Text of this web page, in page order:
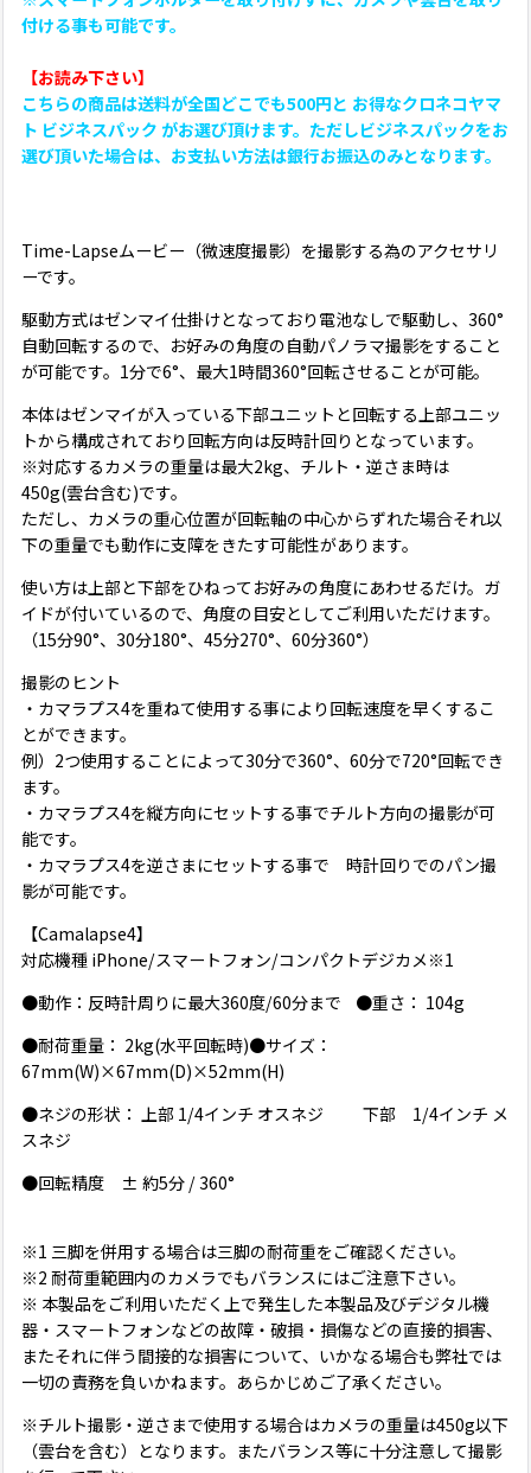
付ける事も可能です。
【お読み下さい】
こちらの商品は送料が全国どこでも500円と お得なクロネコヤマ
ト ビジネスパック がお選び頂けます。ただしビジネスパックをお
選び頂いた場合は、お支払い方法は銀行お振込のみとなります。
Time-Lapseムービー（微速度撮影）を撮影する為のアクセサリ
ーです。
駆動方式はゼンマイ仕掛けとなっており電池なしで駆動し、360°
自動回転するので、お好みの角度の自動パノラマ撮影をすること
が可能です。1分で6°、最大1時間360°回転させることが可能。
本体はゼンマイが入っている下部ユニットと回転する上部ユニッ
トから構成されており回転方向は反時計回りとなっています。
※対応するカメラの重量は最大2kg、チルト・逆さま時は
450g(雲台含む)です。
ただし、カメラの重心位置が回転軸の中心からずれた場合それ以
下の重量でも動作に支障をきたす可能性があります。
使い方は上部と下部をひねってお好みの角度にあわせるだけ。ガ
イドが付いているので、角度の目安としてご利用いただけます。
（15分90°、30分180°、45分270°、60分360°）
撮影のヒント
・カマラプス4を重ねて使用する事により回転速度を早くするこ
とができます。
例）2つ使用することによって30分で360°、60分で720°回転でき
ます。
・カマラプス4を縦方向にセットする事でチルト方向の撮影が可
能です。
・カマラプス4を逆さまにセットする事で 時計回りでのパン撮
影が可能です。
【Camalapse4】
対応機種 iPhone/スマートフォン/コンパクトデジカメ※1
●動作：反時計周りに最大360度/60分まで ●重さ： 104g
●耐荷重量： 2kg(水平回転時)●サイズ：
67mm(W)×67mm(D)×52mm(H)
●ネジの形状： 上部 1/4インチ オスネジ 下部 1/4インチ メ
スネジ
●回転精度 ± 約5分 / 360°
※1 三脚を併用する場合は三脚の耐荷重をご確認ください。
※2 耐荷重範囲内のカメラでもバランスにはご注意下さい。
※ 本製品をご利用いただく上で発生した本製品及びデジタル機
器・スマートフォンなどの故障・破損・損傷などの直接的損害、
またそれに伴う間接的な損害について、いかなる場合も弊社では
一切の責務を負いかねます。あらかじめご了承ください。
※チルト撮影・逆さまで使用する場合はカメラの重量は450g以下
（雲台を含む）となります。またバランス等に十分注意して撮影